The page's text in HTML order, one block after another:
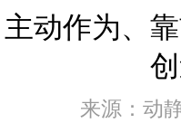
主动作为、
来源：动